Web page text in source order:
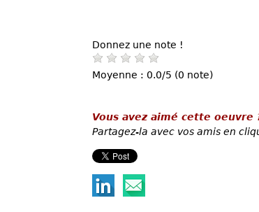
Donnez une note !
Moyenne : 0.0/5 (0 note)
Vous avez aimé cette oeuvre
Partagez-la avec vos amis en